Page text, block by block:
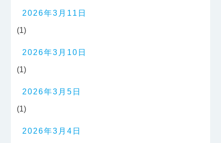
2026年3月11日
(1)
2026年3月10日
(1)
2026年3月5日
(1)
2026年3月4日